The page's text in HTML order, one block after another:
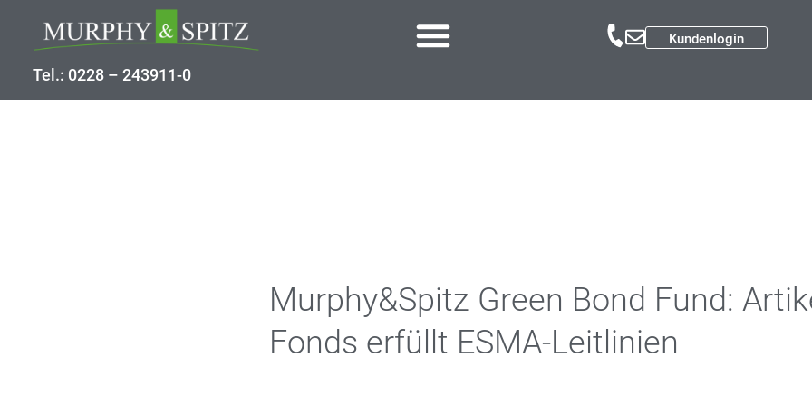
Kundenlogin
Tel.: 0228 – 243911-0
Murphy&Spitz Green Bond Fund:
Fonds erfüllt ESMA-Leitlinien